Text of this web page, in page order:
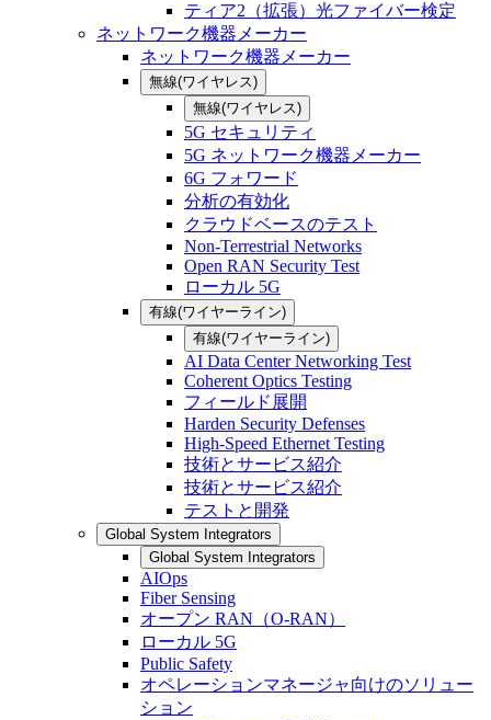
ティア2（拡張）光ファイバー検定
ネットワーク機器メーカー
ネットワーク機器メーカー
無線(ワイヤレス)
無線(ワイヤレス)
5G セキュリティ
5G ネットワーク機器メーカー
6G フォワード
分析の有効化
クラウドベースのテスト
Non-Terrestrial Networks
Open RAN Security Test
ローカル 5G
有線(ワイヤーライン)
有線(ワイヤーライン)
AI Data Center Networking Test
Coherent Optics Testing
フィールド展開
Harden Security Defenses
High-Speed Ethernet Testing
技術とサービス紹介
技術とサービス紹介
テストと開発
Global System Integrators
Global System Integrators
AIOps
Fiber Sensing
オープン RAN（O-RAN）
ローカル 5G
Public Safety
オペレーションマネージャ向けのソリュー
ション